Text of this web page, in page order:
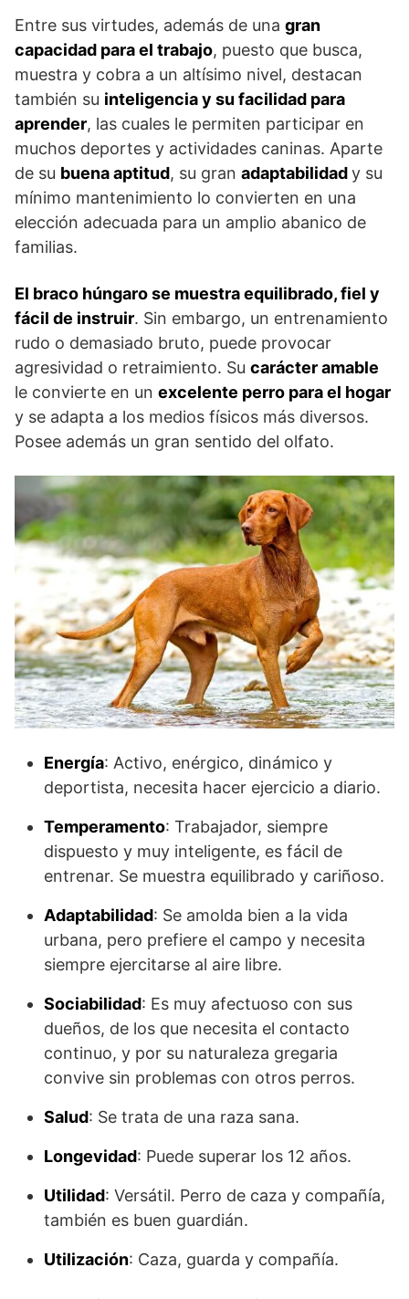
Entre sus virtudes, además de una gran
capacidad para el trabajo, puesto que busca,
muestra y cobra a un altísimo nivel, destacan
también su inteligencia y su facilidad para
aprender, las cuales le permiten participar en
muchos deportes y actividades caninas. Aparte
de su buena aptitud, su gran adaptabilidady su
mínimo mantenimiento lo convierten en una
elección adecuada para un amplio abanico de
familias.
El braco húngaro se muestra equilibrado, fiel y
fácil de instruir. Sin embargo, un entrenamiento
rudo o demasiado bruto, puede provocar
agresividad o retraimiento. Su carácter amable
le convierte en un excelente perro para el hogar
y se adapta a los medios físicos más diversos.
Posee además un gran sentido del olfato.
Energía: Activo, enérgico, dinámico y
deportista, necesita hacer ejercicio a diario.
Temperamento: Trabajador, siempre
dispuesto y muy inteligente, es fácil de
entrenar. Se muestra equilibrado y cariñoso.
Adaptabilidad: Se amolda bien a la vida
urbana, pero prefiere el campo y necesita
siempre ejercitarse al aire libre.
Sociabilidad: Es muy afectuoso con sus
dueños, de los que necesita el contacto
continuo, y por su naturaleza gregaria
convive sin problemas con otros perros.
Salud: Se trata de una raza sana.
Longevidad: Puede superar los 12 años.
Utilidad: Versátil. Perro de caza y compañía,
también es buen guardián.
Utilización: Caza, guarda y compañía.